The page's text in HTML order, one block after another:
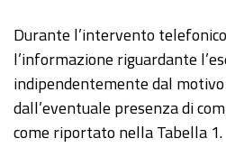
Durante l’intervento
l’informazione riguardante
indipendentemente dal
dall’eventuale presenza di
come riportato nella Tabella 1.